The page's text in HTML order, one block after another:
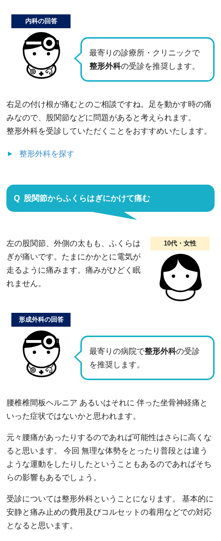
最寄りの診療所・クリニックで
整形外科の受診を推奨します。
内科の回答
右足の付け根が痛むとのご相談ですね。足を動かす時の痛
みなので、股関節などに問題があると考えられます。
整形外科を受診していただくことをおすすめいたします。
整形外科を探す
股関節からふくらはぎにかけて痛む
10代・女性
左の股関節、外側の太もも、ふくらは
ぎが痛いです。たまにかかとに電気が
走るように痛みます。痛みがひどく眠
れません。
最寄りの病院で整形外科の受診
を推奨します。
形成外科の回答
腰椎椎間板ヘルニア あるいはそれに 伴った坐骨神経痛と
いった症状ではないかと思われます。
元々腰痛があったりするのであれば可能性はさらに高くな
ると思います。 今回 無理な体勢をとったり普段とは違う
ような運動をしたりしたということもあるのであればそち
らの影響もあるでしょう。
受診については整形外科ということになります。 基本的に
安静と痛み止めの費用及びコルセットの着用などでの対応
となると思います。